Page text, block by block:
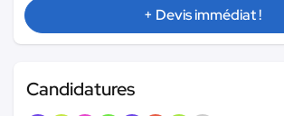
+ Devis immédiat !
Candidatures